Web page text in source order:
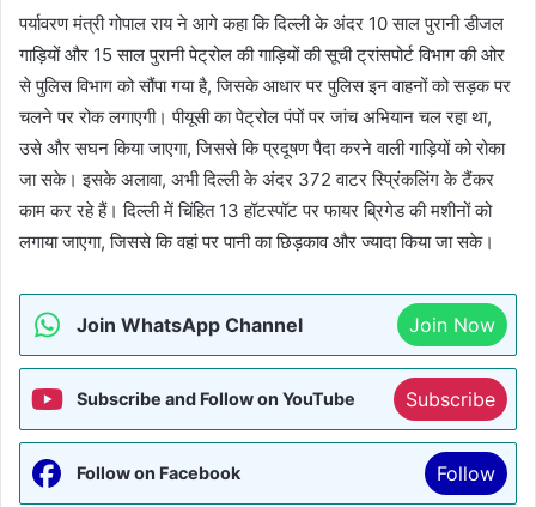
पर्यावरण मंत्री गोपाल राय ने आगे कहा कि दिल्ली के अंदर 10 साल पुरानी डीजल
गाड़ियों और 15 साल पुरानी पेट्रोल की गाड़ियों की सूची ट्रांसपोर्ट विभाग की ओर
से पुलिस विभाग को सौंपा गया है, जिसके आधार पर पुलिस इन वाहनों को सड़क पर
चलने पर रोक लगाएगी। पीयूसी का पेट्रोल पंपों पर जांच अभियान चल रहा था,
उसे और सघन किया जाएगा, जिससे कि प्रदूषण पैदा करने वाली गाड़ियों को रोका
जा सके। इसके अलावा, अभी दिल्ली के अंदर 372 वाटर स्प्रिंकलिंग के टैंकर
काम कर रहे हैं। दिल्ली में चिंहित 13 हॉटस्पॉट पर फायर ब्रिगेड की मशीनों को
लगाया जाएगा, जिससे कि वहां पर पानी का छिड़काव और ज्यादा किया जा सके।
Join WhatsApp Channel Join Now
Subscribe and Follow on YouTube Subscribe
Follow on Facebook Follow